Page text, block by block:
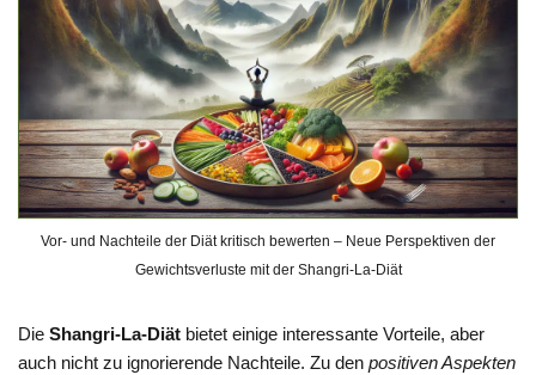
Vor- und Nachteile der Diät kritisch bewerten – Neue Perspektiven der
Gewichtsverluste mit der Shangri-La-Diät
Die Shangri-La-Diät bietet einige interessante Vorteile, aber
auch nicht zu ignorierende Nachteile. Zu den positiven Aspekten